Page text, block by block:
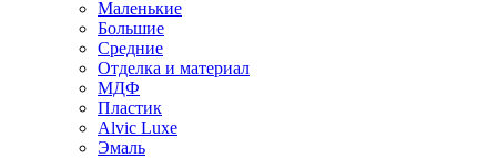
Маленькие
Большие
Средние
Отделка и материал
МДФ
Пластик
Alvic Luxe
Эмаль